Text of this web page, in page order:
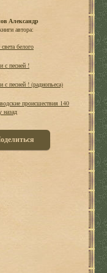
Александр
автора:
белого
с песней !
с песней ! (радиопьеса)
происшествия 140
назад